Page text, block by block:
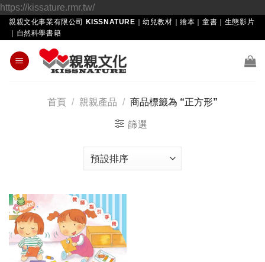
https://kissature.rmr.tw/Skip
to
親親文化事業有限公司 KISSNATURE｜幼兒教材｜繪本｜童書｜生態影片
｜自然科學書籍
首頁 / 親親產品 / 商品標籤為 “正方形”
篩選